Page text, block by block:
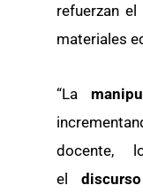
refuerzan
materiales
“La
docente,
el